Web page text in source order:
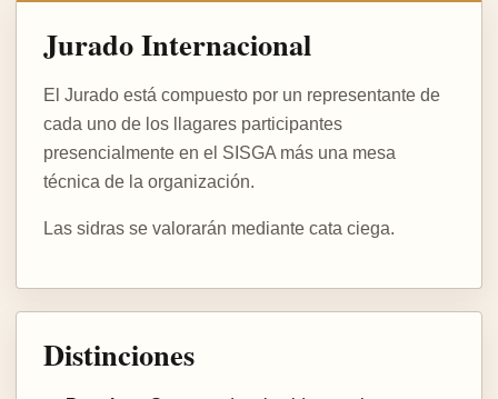
Jurado Internacional
El Jurado está compuesto por un representante de
cada uno de los llagares participantes
presencialmente en el SISGA más una mesa
técnica de la organización.
Las sidras se valorarán mediante cata ciega.
Distinciones